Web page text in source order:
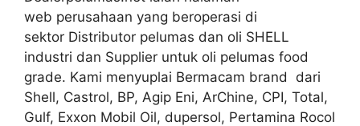
web perusahaan yang beroperasi di
sektor Distributor pelumas dan oli SHELL
industri dan Supplier untuk oli pelumas food
grade. Kami menyuplai Bermacam brand dari
Shell, Castrol, BP, Agip Eni, ArChine, CPI, Total,
Gulf, Exxon Mobil Oil, dupersol, Pertamina Rocol